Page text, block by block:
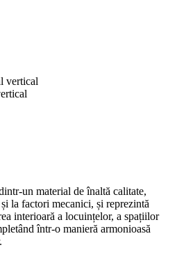
un material de înaltă calitate,
la factori mecanici, și reprezintă
interioară a locuințelor, a spațiilor
într-o manieră armonioasă